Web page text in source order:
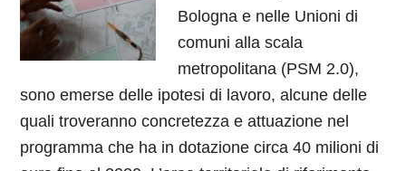
Bologna e nelle Unioni di
comuni alla scala
metropolitana (PSM 2.0),
sono emerse delle ipotesi di lavoro, alcune delle
quali troveranno concretezza e attuazione nel
programma che ha in dotazione circa 40 milioni di